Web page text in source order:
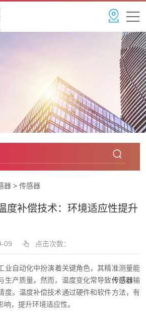
器 > 传感器
度补偿技术：环境适应性提升
09 点击次数：
业自动化中扮演着关键角色，其精准测量能
生产质量。然而，温度变化常导致传感器输
度。温度补偿技术通过硬件和软件方法，有
响，提升环境适应性。